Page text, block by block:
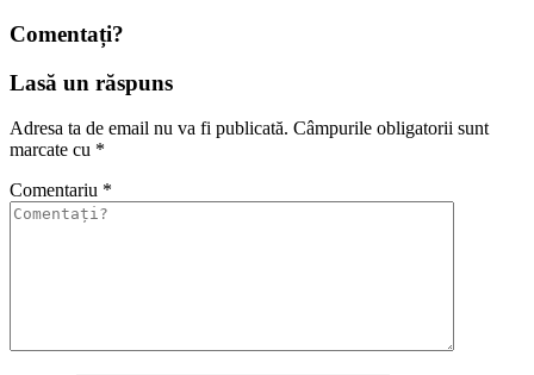
Comentați?
Lasă un răspuns
Adresa ta de email nu va fi publicată. Câmpurile obligatorii sunt
marcate cu *
Comentariu *